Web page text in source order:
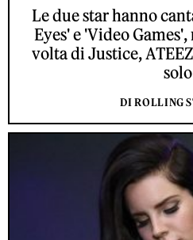
Le due star hanno
Eyes' e 'Video
volta di Justice,
solo
DI ROLLING